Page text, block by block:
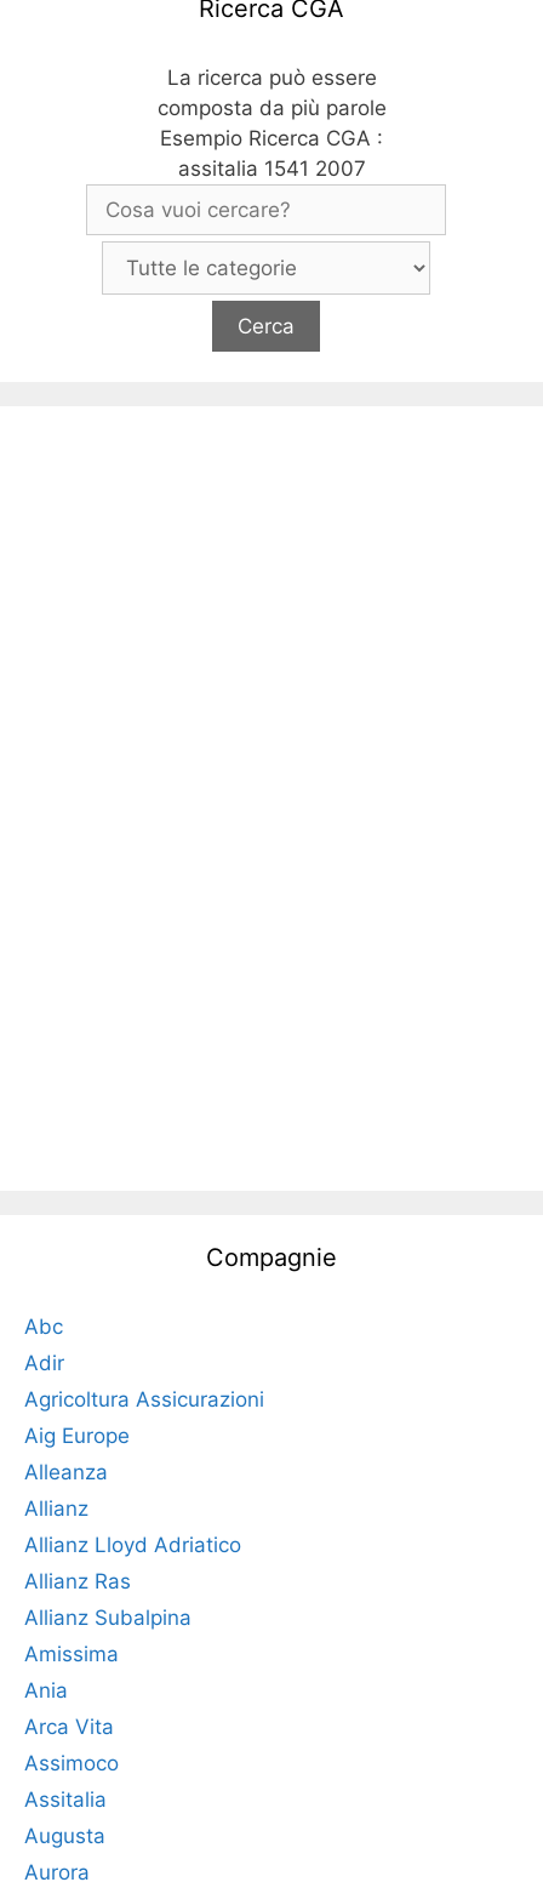
Ricerca CGA
La ricerca può essere
composta da più parole
Esempio Ricerca CGA :
assitalia 1541 2007
Compagnie
Abc
Adir
Agricoltura Assicurazioni
Aig Europe
Alleanza
Allianz
Allianz Lloyd Adriatico
Allianz Ras
Allianz Subalpina
Amissima
Ania
Arca Vita
Assimoco
Assitalia
Augusta
Aurora